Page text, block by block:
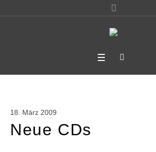
18. März 2009
Neue CDs